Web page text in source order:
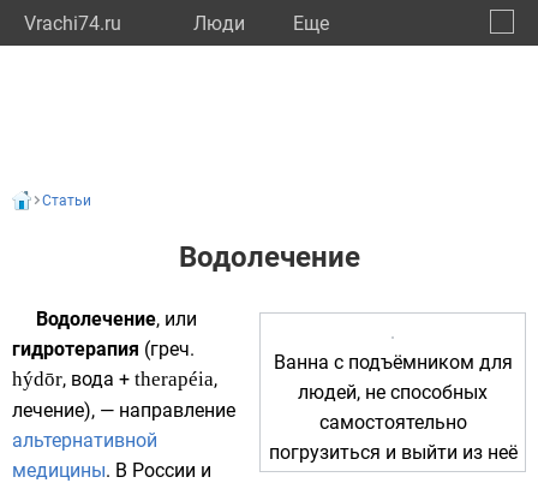
Vrachi74.ru Люди Eще
Статьи
Водолечение
Ванна с подъёмником для
людей, не способных
самостоятельно
погрузиться и выйти из неё
Водолечение, или
гидротерапия (греч.
hýdōr, вода + therapéia,
лечение), — направление
альтернативной
медицины. В России и